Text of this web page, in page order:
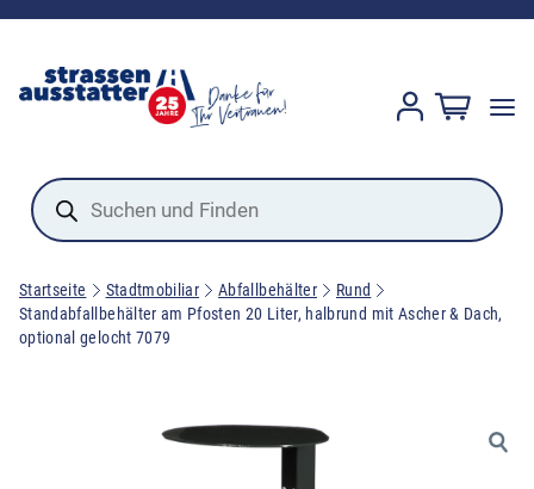
Products
search
Startseite Stadtmobiliar Abfallbehälter
Rund
Standabfallbehälter am Pfosten 20 Liter, halbrund mit Ascher & Dach,
optional gelocht 7079